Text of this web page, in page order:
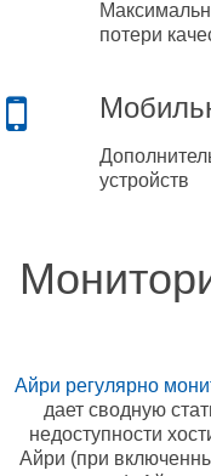
потери
устройств
Айри регулярно
дает сводную
недоступности
Айри (при